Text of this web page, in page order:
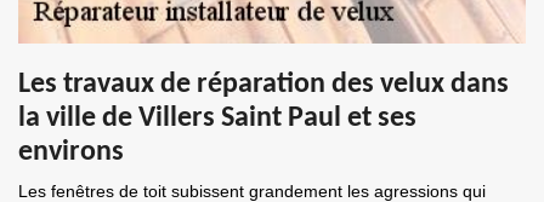
Les travaux de réparation des velux dans
la ville de Villers Saint Paul et ses
environs
Les fenêtres de toit subissent grandement les agressions qui